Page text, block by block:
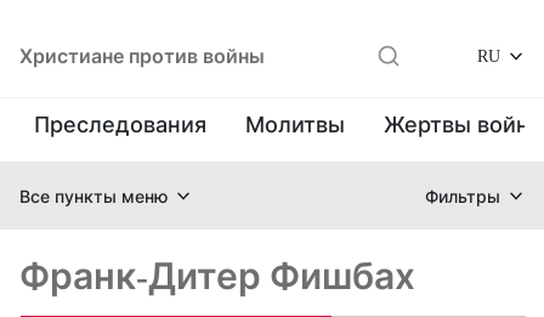
Христиане против войны RU
Преследования Молитвы Жертвы
Все пункты меню Фильтры
Франк-Дитер Фишбах